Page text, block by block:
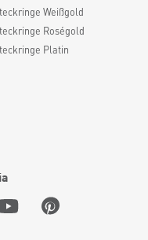
Weißgold
Roségold
Platin